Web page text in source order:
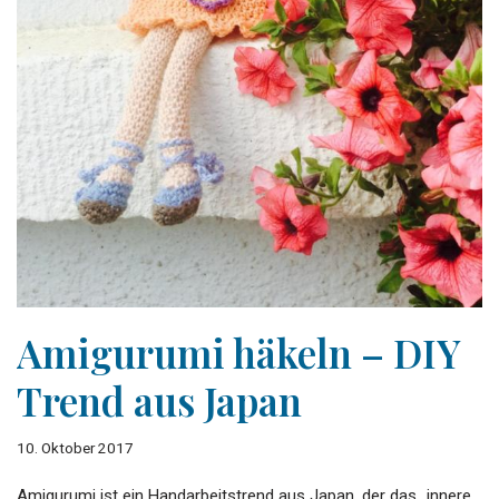
Amigurumi häkeln – DIY
Trend aus Japan
10. Oktober 2017